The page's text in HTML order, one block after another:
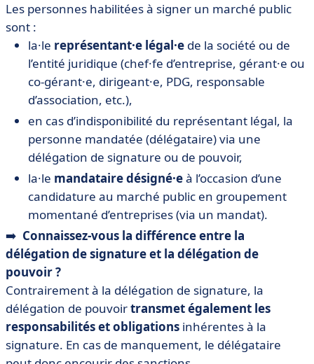
Les personnes habilitées à signer un marché public
sont :
la·le représentant·e légal·e de la société ou de
l’entité juridique (chef·fe d’entreprise, gérant·e ou
co-gérant·e, dirigeant·e, PDG, responsable
d’association, etc.),
en cas d’indisponibilité du représentant légal, la
personne mandatée (délégataire) via une
délégation de signature ou de pouvoir,
la·le mandataire désigné·eà l’occasion d’une
candidature au marché public en groupement
momentané d’entreprises (via un mandat).
➡️ Connaissez-vous la différence entre la
délégation de signature et la délégation de
pouvoir ?
Contrairement à la délégation de signature, la
délégation de pouvoirtransmet également les
responsabilités et obligations inhérentes à la
signature. En cas de manquement, le délégataire